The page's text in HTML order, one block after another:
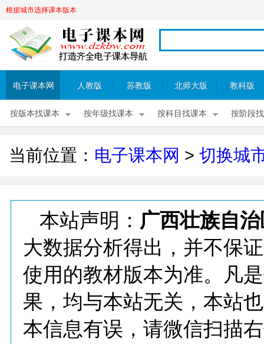
根据城市选择课本版本
电子课本网 人教版 苏教版 北师大版 教科版
按版本找课本 按年级找课本 按科目找课本 按阶段
当前位置： 电子课本网 > 切换城
本站声明： 广西壮族自
大数据分析得出，并不保
使用的教材版本为准。凡
果，均与本站无关，本站
本信息有误，请微信扫描